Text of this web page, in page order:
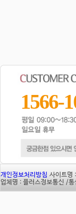
1566-
개인정보처리방침 사이트명
업체명 : 플러스정보통신 /